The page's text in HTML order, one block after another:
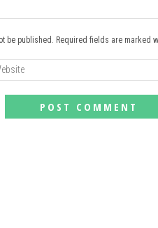
be published. Required fields are marked